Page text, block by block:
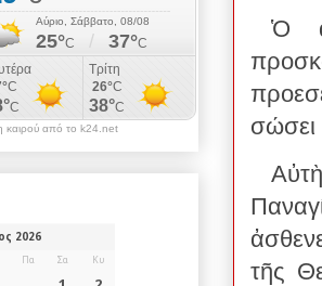
Ὁ
σώσει
τῆς
καιρού από το k24.net